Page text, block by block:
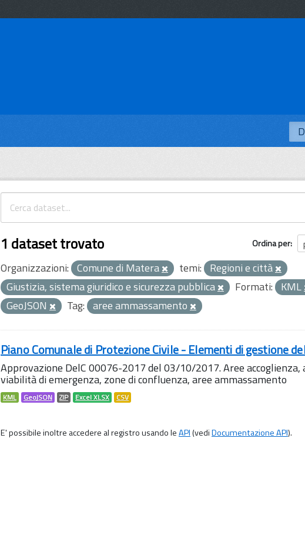
Ordina per
1 dataset trovato
Organizzazioni: Comune di Matera temi: Regioni e città
Giustizia, sistema giuridico e sicurezza pubblica
Formati: KML
GeoJSON
Tag: aree ammassamento
Piano Comunale di Protezione Civile - Elementi di gestione
Approvazione DelC 00076-2017 del 03/10/2017. Aree accoglienza,
viabilità di emergenza, zone di confluenza, aree ammassamento
KML GeoJSON ZIP Excel XLSX CSV
E' possibile inoltre accedere al registro usando leAPI(vediDocumentazione API).